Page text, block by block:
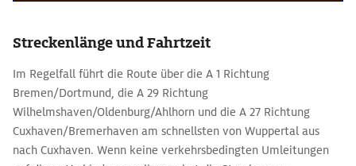
Streckenlänge und Fahrtzeit
Im Regelfall führt die Route über die A 1 Richtung
Bremen/Dortmund, die A 29 Richtung
Wilhelmshaven/Oldenburg/Ahlhorn und die A 27 Richtung
Cuxhaven/Bremerhaven am schnellsten von Wuppertal aus
nach Cuxhaven. Wenn keine verkehrsbedingten Umleitungen